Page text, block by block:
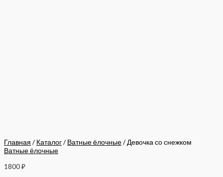
Главная / Каталог/ Ватные ёлочные/ Девочка со снежком
Ватные ёлочные
1800₽